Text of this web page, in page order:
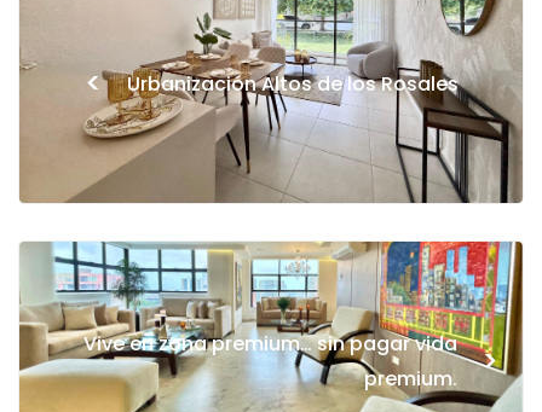
< Urbanización Altos de los Rosales
Vive en zona premium… sin pagar vida
premium.
>